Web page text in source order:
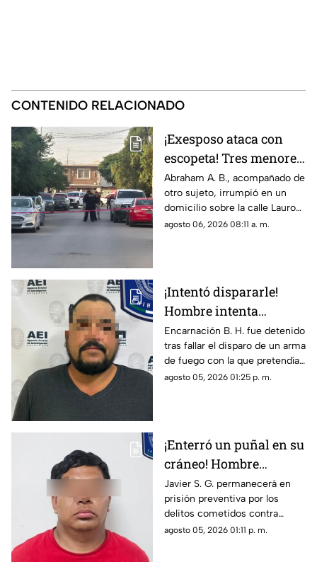
CONTENIDO RELACIONADO
¡Exesposo ataca con
escopeta! Tres menores
y una pareja resultan
gravemente heridos en
Ciudad Juárez
Abraham A. B., acompañado de
otro sujeto, irrumpió en un
domicilio sobre la calle Lauro
de Uranga; paramédicos
agosto 06, 2026 08:11 a. m.
¡Intentó dispararle!
Hombre intenta
asesinar a su esposa y
la asfixia en
Chihuahua
Encarnación B. H. fue detenido
tras fallar el disparo de un arma
de fuego con la que pretendía
privar de la vida a su pareja en
agosto 05, 2026 01:25 p. m.
¡Enterró un puñal en su
cráneo! Hombre
secuestra y tortura
atrozmente a cuatro;
asesinan a uno en
Riberas del Bravo
Javier S. G. permanecerá en
prisión preventiva por los
delitos cometidos contra
cuatro personas en diciembre
agosto 05, 2026 01:11 p. m.